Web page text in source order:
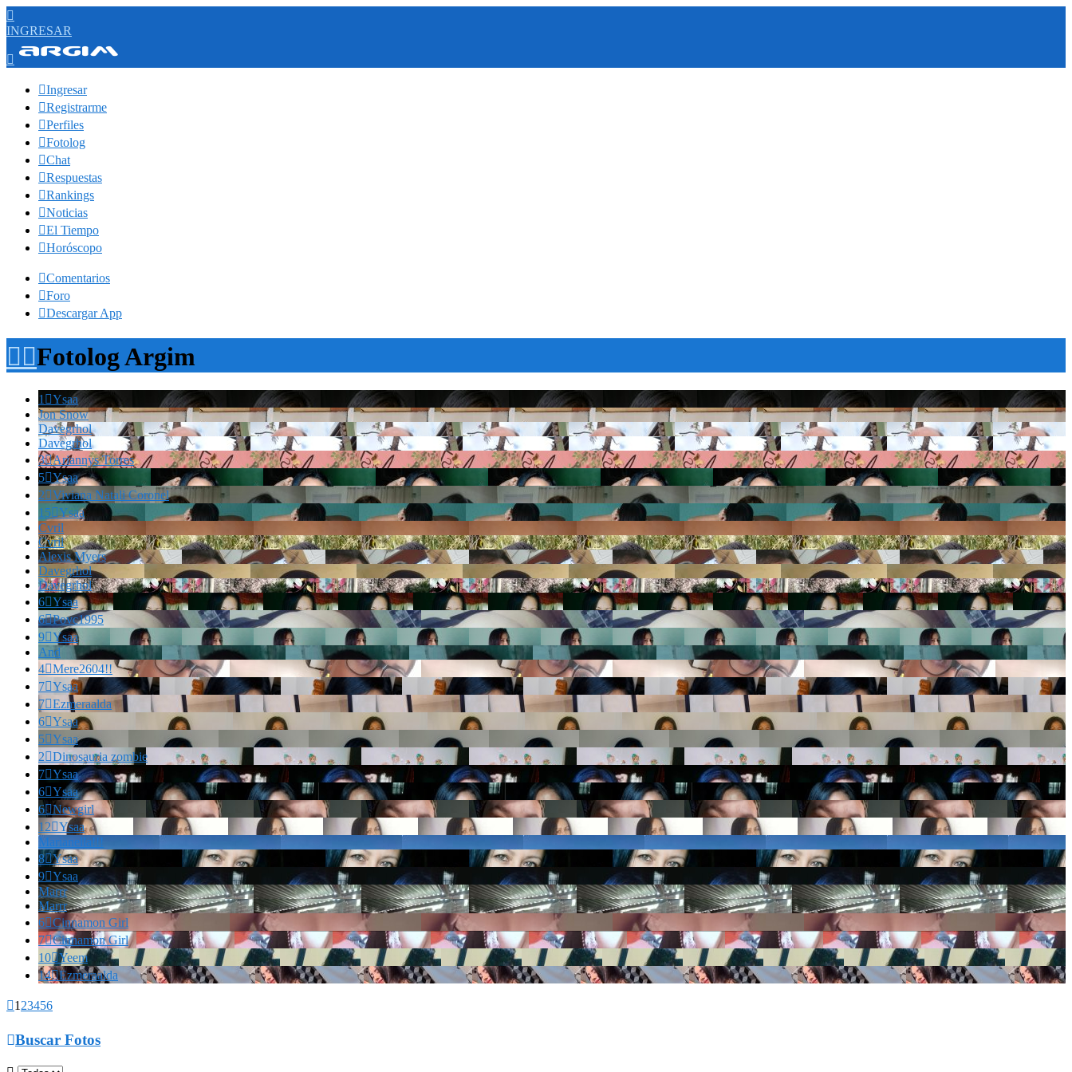

INGRESAR

Ingresar
Registrarme
Perfiles
Fotolog
Chat
Respuestas
Rankings
Noticias
El Tiempo
Horóscopo
Comentarios
Foro
Descargar App
Fotolog Argim
1 Ysaa
Jon Snow
Davegrhol
Davegrhol
3Ariannys Torres
5Ysaa
2Viviana Natali Coronel
15Ysaa
Cvril
Cvril
Alexis Myers
Davegrhol
Davegrhol
6Ysaa
6Povc1995
9Ysaa
And
4Mere2604!!
7Ysaa
7Ezmeraalda
6Ysaa
5Ysaa
2Dinosauria zombie
7Ysaa
6Ysaa
6Newgirl
12Ysaa
Marianella!!!
8Ysaa
9Ysaa
Marrr
Marrr
6Cinnamon Girl
7Cinnamon Girl
10Yeem
14Ezmeraalda
1 23456
Buscar Fotos